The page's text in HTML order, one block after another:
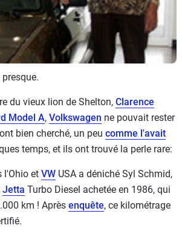
du vieux lion de Shelton, Clarence
Model A, Volkswagen ne pouvait rester
bien cherché, un peu comme l'avait
temps, et ils ont trouvé la perle rare:
l'Ohio et VW USA a déniché Syl Schmid,
Jetta Turbo Diesel achetée en 1986, qui
km ! Après enquête, ce kilométrage